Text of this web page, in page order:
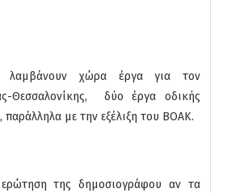
λαμβάνουν χώρα έργα για τον
Θεσσαλονίκης, δύο έργα οδικής
παράλληλα με την εξέλιξη του ΒΟΑΚ.
ερώτηση της δημοσιογράφου αν τα